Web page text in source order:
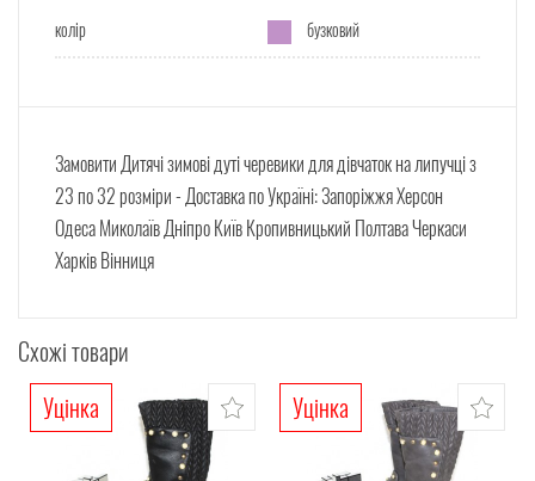
колір бузковий
Замовити Дитячі зимові дуті черевики для дівчаток на липучціз
23 по 32 розміри - Доставка по Україні: Запоріжжя Херсон
Одеса Миколаїв Дніпро Київ Кропивницький Полтава Черкаси
Харків Вінниця
Схожі товари
Уцінка
Уцінка